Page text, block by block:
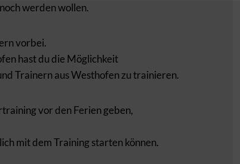
werden wollen.
vorbei.
hast du die Möglichkeit
Trainern aus Westhofen zu trainieren.
vor den Ferien geben,
mit dem Training starten können.